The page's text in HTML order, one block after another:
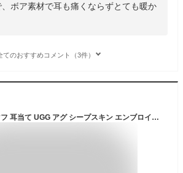
ボア素材で耳も痛くならずとても暖か
てのおすすめコメント（3件）
値下★残1個 イヤーマフ 耳当て UGG アグ シープスキン エンブロイダリー イヤーマフ（正規品 耳当て シープスキン Sheepskin Embroidery Earmuff 正規ボックス付 20955 エンブロイダリー イヤマフ シアリング）【送料無料】